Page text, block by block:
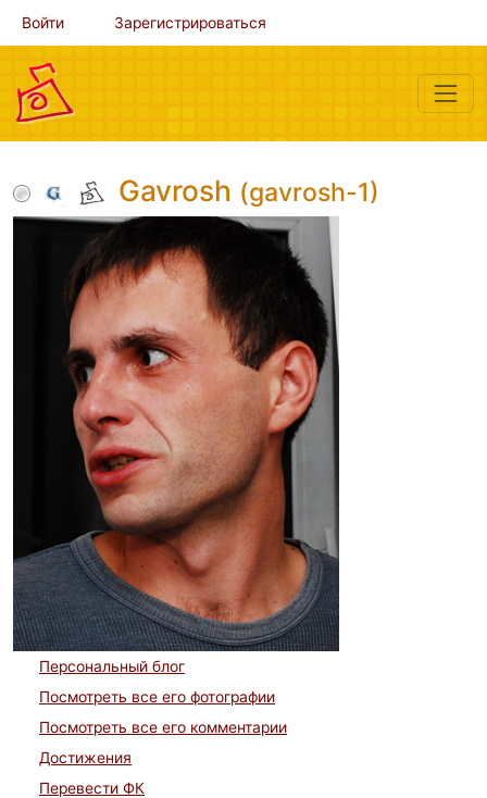
Войти Зарегистрироваться
Gavrosh (gavrosh-1)
Персональный блог
Посмотреть все его фотографии
Посмотреть все его комментарии
Достижения
Перевести ФК